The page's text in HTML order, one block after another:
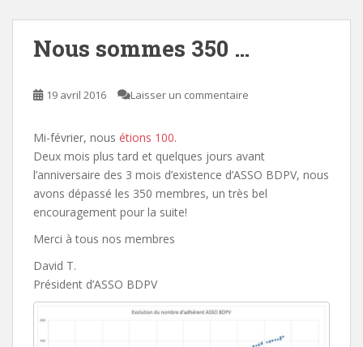
Nous sommes 350 …
19 avril 2016 Laisser un commentaire
Mi-février, nous étions 100.
Deux mois plus tard et quelques jours avant
l’anniversaire des 3 mois d’existence d’ASSO BDPV, nous
avons dépassé les 350 membres, un très bel
encouragement pour la suite!
Merci à tous nos membres
David T.
Président d’ASSO BDPV